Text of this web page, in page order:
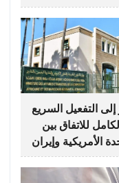
التفعيل السريع
للاتفاق بين
الأمريكية وإيران